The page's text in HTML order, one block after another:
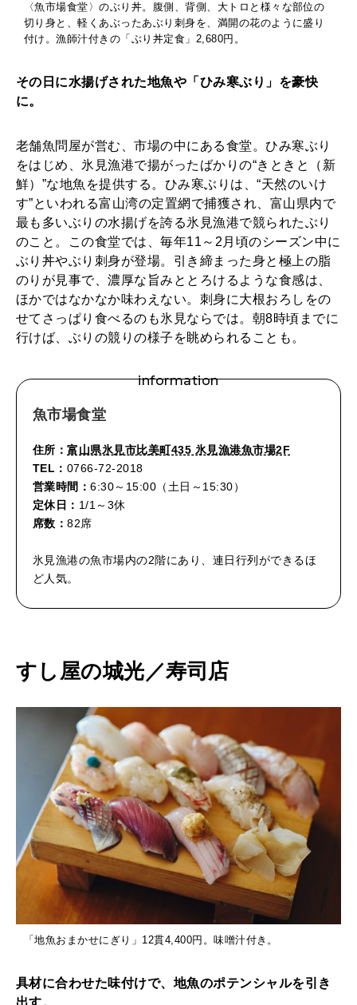
〈魚市場食堂〉のぶり丼。腹側、背側、大トロと様々な部位の
切り身と、軽くあぶったあぶり刺身を、満開の花のように盛り
付け。漁師汁付きの「ぶり丼定食」2,680円。
その日に水揚げされた地魚や「ひみ寒ぶり」を豪快
に。
老舗魚問屋が営む、市場の中にある食堂。ひみ寒ぶり
をはじめ、氷見漁港で揚がったばかりの“きときと（新
鮮）”な地魚を提供する。ひみ寒ぶりは、“天然のいけ
す”といわれる富山湾の定置網で捕獲され、富山県内で
最も多いぶりの水揚げを誇る氷見漁港で競られたぶり
のこと。この食堂では、毎年11～2月頃のシーズン中に
ぶり丼やぶり刺身が登場。引き締まった身と極上の脂
のりが見事で、濃厚な旨みととろけるような食感は、
ほかではなかなか味わえない。刺身に大根おろしをの
せてさっぱり食べるのも氷見ならでは。朝8時頃までに
行けば、ぶりの競りの様子を眺められることも。
information
魚市場食堂
住所：富山県氷見市比美町435 氷見漁港魚市場2F
TEL： 0766-72-2018
営業時間：6:30～15:00（土日～15:30）
定休日： 1/1～3休
席数：82席
氷見漁港の魚市場内の2階にあり、連日行列ができるほ
ど人気。
すし屋の城光／寿司店
「地魚おまかせにぎり」12貫4,400円。味噌汁付き。
具材に合わせた味付けで、地魚のポテンシャルを引き
出す。